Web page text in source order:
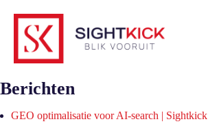
Berichten
GEO optimalisatie voor AI-search | Sightkick